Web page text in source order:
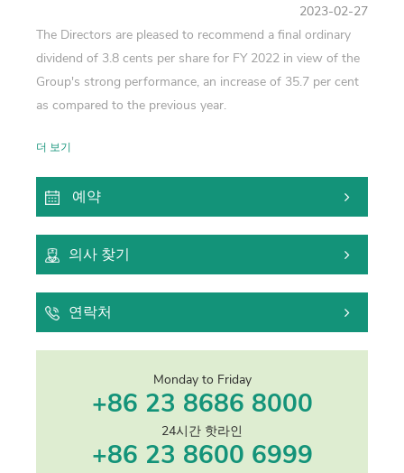
2023-02-27
The Directors are pleased to recommend a final ordinary
dividend of 3.8 cents per share for FY 2022 in view of the
Group′s strong performance, an increase of 35.7 per cent
as compared to the previous year.
더 보기
예약
의사 찾기
연락처
Monday to Friday
+86 23 8686 8000
24시간 핫라인
+86 23 8600 6999